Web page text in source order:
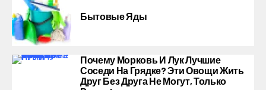
Бытовые Яды
Почему Морковь И Лук Лучшие
Соседи На Грядке? Эти Овощи Жить
Друг Без Друга Не Могут, Только